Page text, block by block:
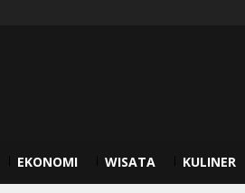
EKONOMI WISATA KULINER